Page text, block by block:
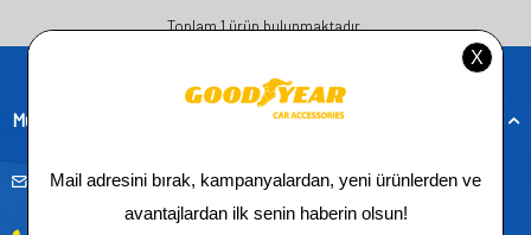
Toplam1ürün bulunmaktadır.
Müşteri Hizmetleri
musteridestek@goodyearotoaksesuar.com.tr